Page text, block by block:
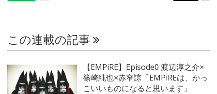
この連載の記事
【EMPiRE】Episode0 渡辺淳之介×
篠崎純也×赤窄諒「EMPiREは、かっ
こいいものになると思います」